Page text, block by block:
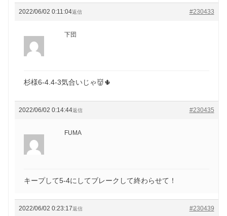
2022/06/02 0:11:04 #230433
返信
下団
杉様6-4.4-3気合いじゃ👹🌵
2022/06/02 0:14:44 #230435
返信
FUMA
キープして5-4にしてブレークして終わらせて！
2022/06/02 0:23:17 #230439
返信